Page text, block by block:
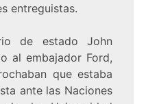
entreguistas.
de estado John
al embajador Ford,
que estaba
ante las Naciones